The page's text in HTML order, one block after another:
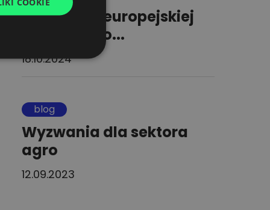
Wyzwania europejskiej
logistyki: no...
18.10.2024
blog
Wyzwania dla sektora
agro
12.09.2023
FRENCH